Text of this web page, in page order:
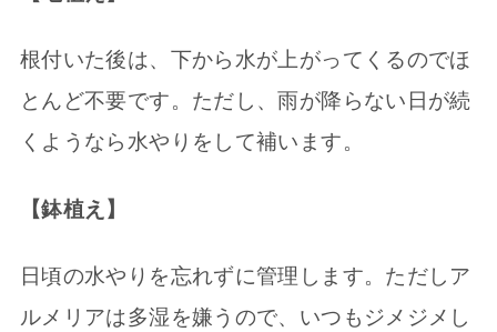
根付いた後は、下から水が上がってくるのでほ
とんど不要です。ただし、雨が降らない日が続
くようなら水やりをして補います。
【鉢植え】
日頃の水やりを忘れずに管理します。ただしア
ルメリアは多湿を嫌うので、いつもジメジメし